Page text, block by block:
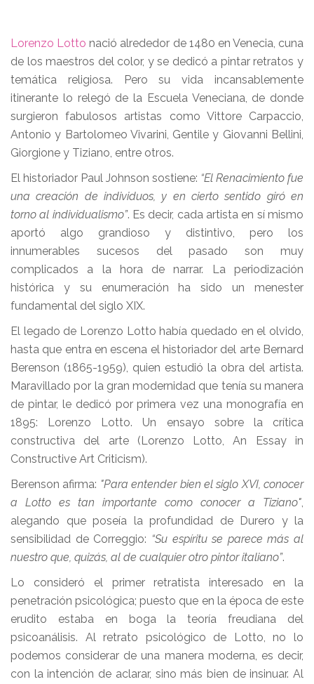
Lorenzo Lotto nació alrededor de 1480 en Venecia, cuna
de los maestros del color, y se dedicó a pintar retratos y
temática religiosa. Pero su vida incansablemente
itinerante lo relegó de la Escuela Veneciana, de donde
surgieron fabulosos artistas como Vittore Carpaccio,
Antonio y Bartolomeo Vivarini, Gentile y Giovanni Bellini,
Giorgione y Tiziano, entre otros.
El historiador Paul Johnson sostiene: “El Renacimiento fue
una creación de individuos, y en cierto sentido giró en
torno al individualismo”. Es decir, cada artista en sí mismo
aportó algo grandioso y distintivo, pero los
innumerables sucesos del pasado son muy
complicados a la hora de narrar. La periodización
histórica y su enumeración ha sido un menester
fundamental del siglo XIX.
El legado de Lorenzo Lotto había quedado en el olvido,
hasta que entra en escena el historiador del arte Bernard
Berenson (1865-1959), quien estudió la obra del artista.
Maravillado por la gran modernidad que tenía su manera
de pintar, le dedicó por primera vez una monografía en
1895: Lorenzo Lotto. Un ensayo sobre la crítica
constructiva del arte (Lorenzo Lotto, An Essay in
Constructive Art Criticism).
Berenson afirma: "Para entender bien el siglo XVI, conocer
a Lotto es tan importante como conocer a Tiziano",
alegando que poseía la profundidad de Durero y la
sensibilidad de Correggio: “Su espíritu se parece más al
nuestro que, quizás, al de cualquier otro pintor italiano”.
Lo consideró el primer retratista interesado en la
penetración psicológica; puesto que en la época de este
erudito estaba en boga la teoría freudiana del
psicoanálisis. Al retrato psicológico de Lotto, no lo
podemos considerar de una manera moderna, es decir,
con la intención de aclarar, sino más bien de insinuar. Al